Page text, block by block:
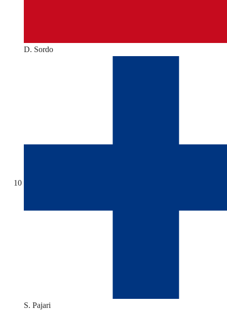
D. Sordo
10
S. Pajari